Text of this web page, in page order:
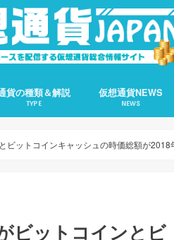
貨の種類＆解説
TYPE
仮想通貨NEWS
NEWS
ビットコインキャッシュの時価総額が2018
ビットコインとビ